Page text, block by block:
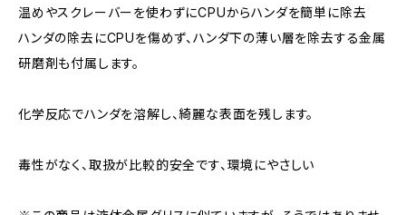
温めやスクレーバーを使わずにCPUからハンダを簡単に除去
ハンダの除去にCPUを傷めず、ハンダ下の薄い層を除去する金属
研磨剤も付属します。
化学反応でハンダを溶解し、綺麗な表面を残します。
毒性がなく、取扱が比較的安全です、環境にやさしい